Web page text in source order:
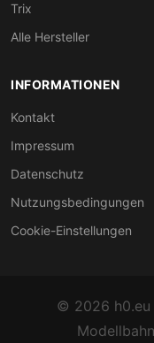
Trix
Alle Hersteller
INFORMATIONEN
Kontakt
Impressum
Datenschutz
Nutzungsbedingungen
Cookie-Einstellungen
© 2026 h0.eu